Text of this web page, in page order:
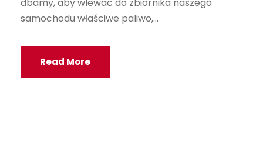
samochodu właściwe paliwo,...
Read More